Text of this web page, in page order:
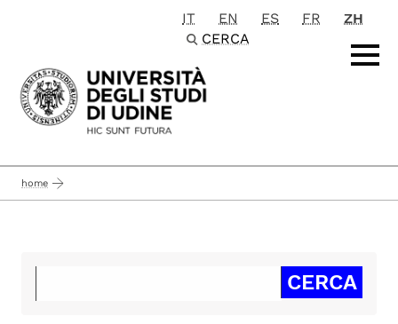
Passa al contenuto principale
IT EN ES FR
ZH
CERCA
home